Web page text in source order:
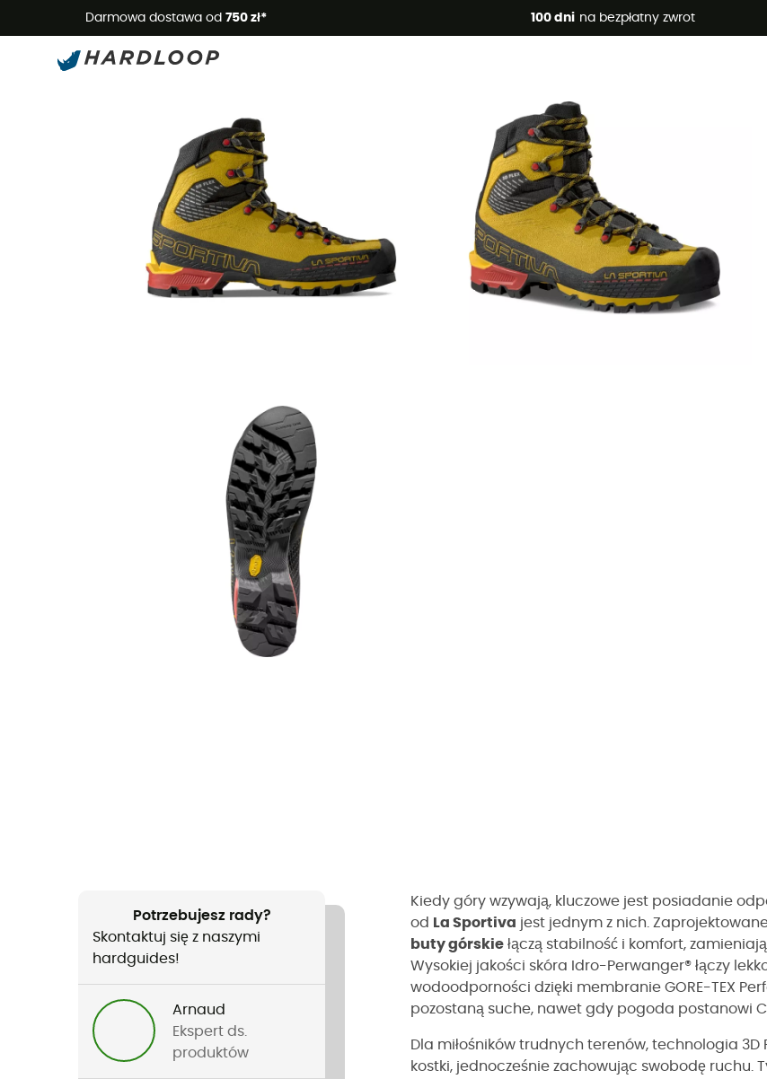
Darmowa dostawa od 750 zł* 100 dni na bezpłatny zwrot
Letnie promocje 🔥 -5% DODATKOWO przy zakupie 2 produktów*,
Potrzebujesz rady?
Skontaktuj się z naszymi
hardguides!
Arnaud
Ekspert ds.
produktów
Kiedy góry wzywają, kluczowe jest posiadanie
od
La Sportiva jest jednym z nich.
buty górskie łączą stabilność i komfort,
Wysokiej jakości skóra Idro-Perwanger® łączy
wodoodporności dzięki membranie GORE-TEX
pozostaną suche, nawet gdy pogoda postanowi
Dla miłośników trudnych terenów, technologia
kostki, jednocześnie zachowując swobodę ruchu.